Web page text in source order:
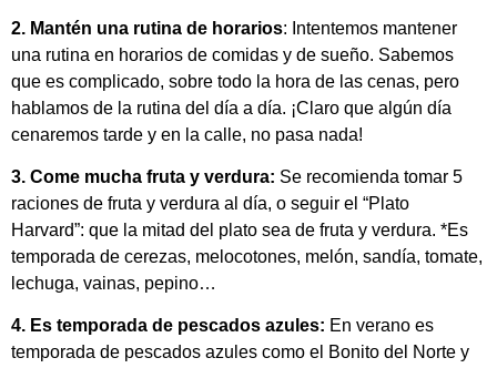
2. Mantén una rutina de horarios: Intentemos mantener
una rutina en horarios de comidas y de sueño. Sabemos
que es complicado, sobre todo la hora de las cenas, pero
hablamos de la rutina del día a día. ¡Claro que algún día
cenaremos tarde y en la calle, no pasa nada!
3. Come mucha fruta y verdura: Se recomienda tomar 5
raciones de fruta y verdura al día, o seguir el “Plato
Harvard”: que la mitad del plato sea de fruta y verdura. *Es
temporada de cerezas, melocotones, melón, sandía, tomate,
lechuga, vainas, pepino…
4. Es temporada de pescados azules: En verano es
temporada de pescados azules como el Bonito del Norte y